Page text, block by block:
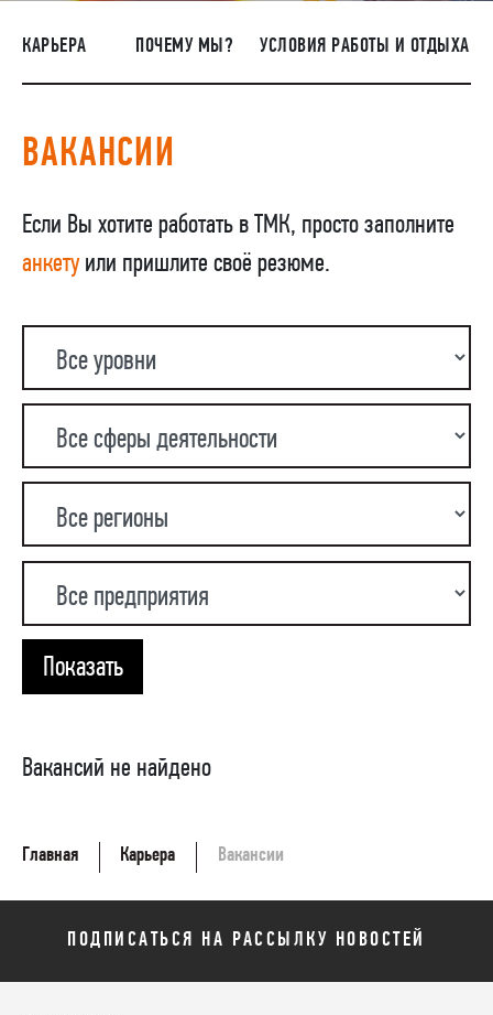
ПОСТАВЩИКАМ
R&D
КОРПОРАТИВНЫЙ УНИВЕРСИТЕТ TMK2U
КОМПЛАЕНС
МЕДИАЦЕНТР
КАРЬЕРА ПОЧЕМУ МЫ? УСЛОВИЯ РАБОТЫ И ОТДЫХА
ВАКАНСИИ
Если Вы хотите работать в ТМК, просто заполните
анкетуили пришлите своё резюме.
Показать
Вакансий не найдено
Главная Карьера Вакансии
ПОДПИСАТЬСЯ НА РАССЫЛКУ НОВОСТЕЙ